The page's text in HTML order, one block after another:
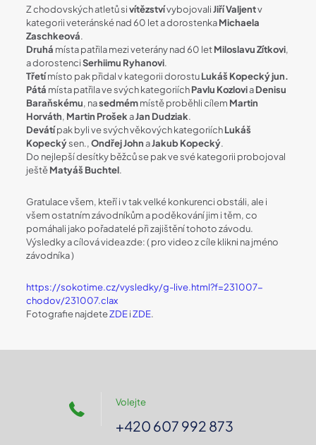
Z chodovských atletů sivítězstvívybojovaliJiří Valjentv
kategorii veteránské nad 60 let a dorostenkaMichaela
Zaschkeová.
Druhá místa patřila mezi veterány nad 60 letMiloslavu Zítkovi,
a dorostenciSerhiimu Ryhanovi.
Třetímísto pak přidal v kategorii dorostuLukáš Kopecký jun.
Pátá místa patřila ve svých kategoriíchPavlu KozloviaDenisu
Baraňskému, nasedmémmístě proběhli cílem Martin
Horváth, Martin ProšekaJan Dudziak.
Devátípak byli ve svých věkových kategoriíchLukáš
Kopeckýsen.,Ondřej JohnaJakub Kopecký.
Do nejlepší desítky běžců se pak ve své kategorii probojoval
ještěMatyáš Buchtel.
Gratulace všem, kteří i v tak velké konkurenci obstáli, ale i
všem ostatním závodníkům a poděkování jim i těm, co
pomáhali jako pořadatelé při zajištění tohoto závodu.
Výsledky a cílová videa zde: ( pro video z cíle klikni na jméno
závodníka )
https://sokotime.cz/vysledky/g-live.html?f=231007-
chodov/231007.clax
Fotografie najdeteZDEiZDE.
Volejte
+420 607 992 873